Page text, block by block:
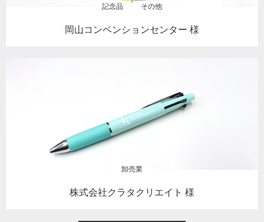
記念品 その他
岡山コンベンションセンター 様
卸売業
株式会社クラタクリエイト 様